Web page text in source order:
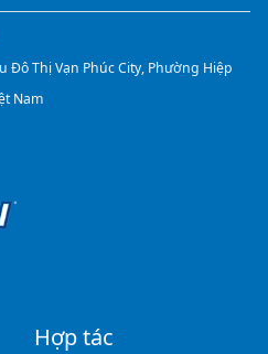
Đô Thị Vạn Phúc City, Phường Hiệp
Nam
Hợp tác